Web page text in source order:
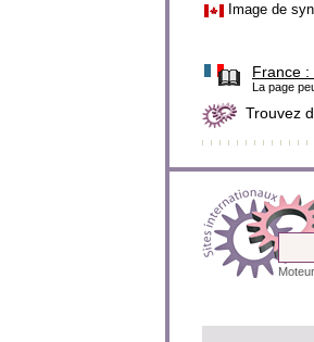
Image de
France :
La page
Trouvez